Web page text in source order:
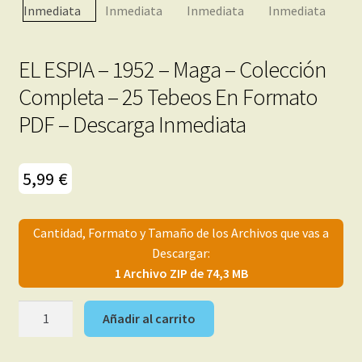
menú
Mi cuenta
EL ESPIA – 1952 – Maga – Colección
Completa – 25 Tebeos En Formato
PDF – Descarga Inmediata
5,99 €
Cantidad, Formato y Tamaño de los Archivos que vas a
Descargar:
1 Archivo ZIP de 74,3 MB
Añadir al carrito